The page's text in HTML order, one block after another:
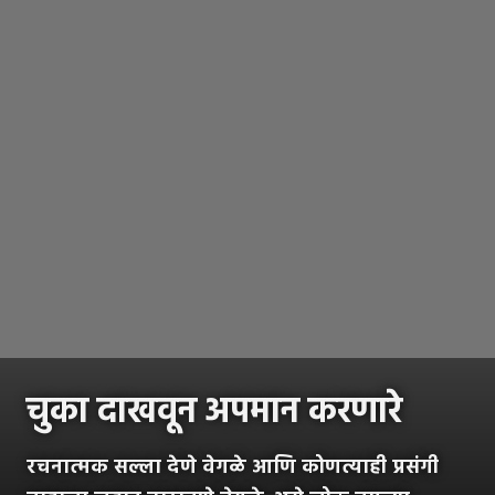
चुका दाखवून अपमान करणारे
रचनात्मक सल्ला देणे वेगळे आणि कोणत्याही प्रसंगी